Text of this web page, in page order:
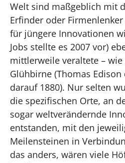
Welt sind maßgeblich mit
Erfinder oder
für jüngere Innovationen
Jobs stellte es 2007 vor)
mittlerweile veraltete –
Glühbirne (Thomas
darauf 1880). Nur selten
die spezifischen Orte, an
sogar weltverändernde
entstanden, mit den
Meilensteinen in
das anders, wären viele